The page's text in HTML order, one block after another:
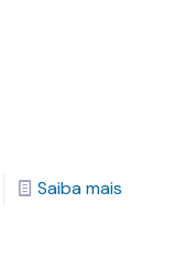
Saiba mais